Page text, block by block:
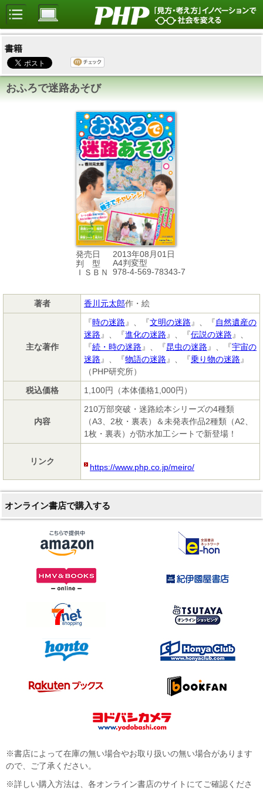
書籍
おふろで迷路あそび
発売日
2013年08月01日
判 型
A4判変型
ＩＳＢＮ
978-4-569-78343-7
著者 香川元太郎作・絵
主な著作
『時の迷路 』、『文明の迷路 』、『自然遺産の
迷路 』、『進化の迷路 』、『伝説の迷路 』、
『続・時の迷路 』、『昆虫の迷路 』、『宇宙の
迷路 』、『物語の迷路 』、『乗り物の迷路 』
（PHP研究所）
税込価格
1,100円（本体価格1,000円）
内容
210万部突破・迷路絵本シリーズの4種類
（A3、2枚・裏表）＆未発表作品2種類（A2、
1枚・裏表）が防水加工シートで新登場！
リンク
https://www.php.co.jp/meiro/
オンライン書店で購入する
※書店によって在庫の無い場合やお取り扱いの無い場合があります
ので、ご了承ください。
※詳しい購入方法は、各オンライン書店のサイトにてご確認くださ